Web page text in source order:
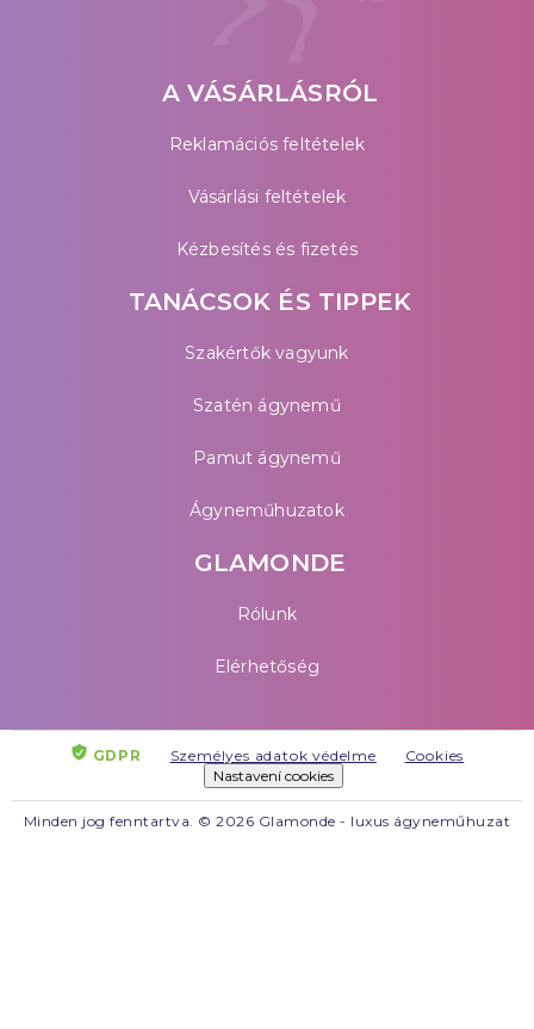
A VÁSÁRLÁSRÓL
Reklamációs feltételek
Vásárlási feltételek
Kézbesítés és fizetés
TANÁCSOK ÉS TIPPEK
Szakértők vagyunk
Szatén ágynemű
Pamut ágynemű
Ágyneműhuzatok
GLAMONDE
Rólunk
Elérhetőség
GDPR Személyes adatok védelme
Cookies
Nastavení cookies
Minden jog fenntartva. © 2026 Glamonde - luxus ágyneműhuzat